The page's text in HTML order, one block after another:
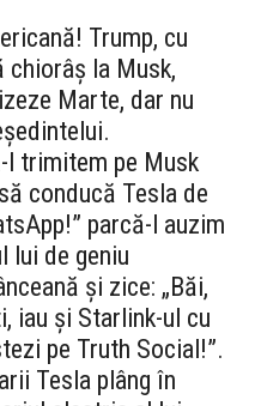
Trump, cu
chiorâș la Musk,
Marte, dar nu
l trimitem pe Musk
conducă Tesla de
parcă-l auzim
lui de geniu
și zice: „Băi,
iau și Starlink-ul cu
pe Truth Social!”.
Tesla plâng în